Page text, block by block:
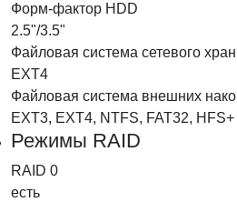
Форм-фактор HDD
2.5"/3.5"
Файловая система сетевого
EXT4
Файловая система внешних
EXT3, EXT4, NTFS, FAT32, HFS+
Режимы RAID
RAID 0
есть